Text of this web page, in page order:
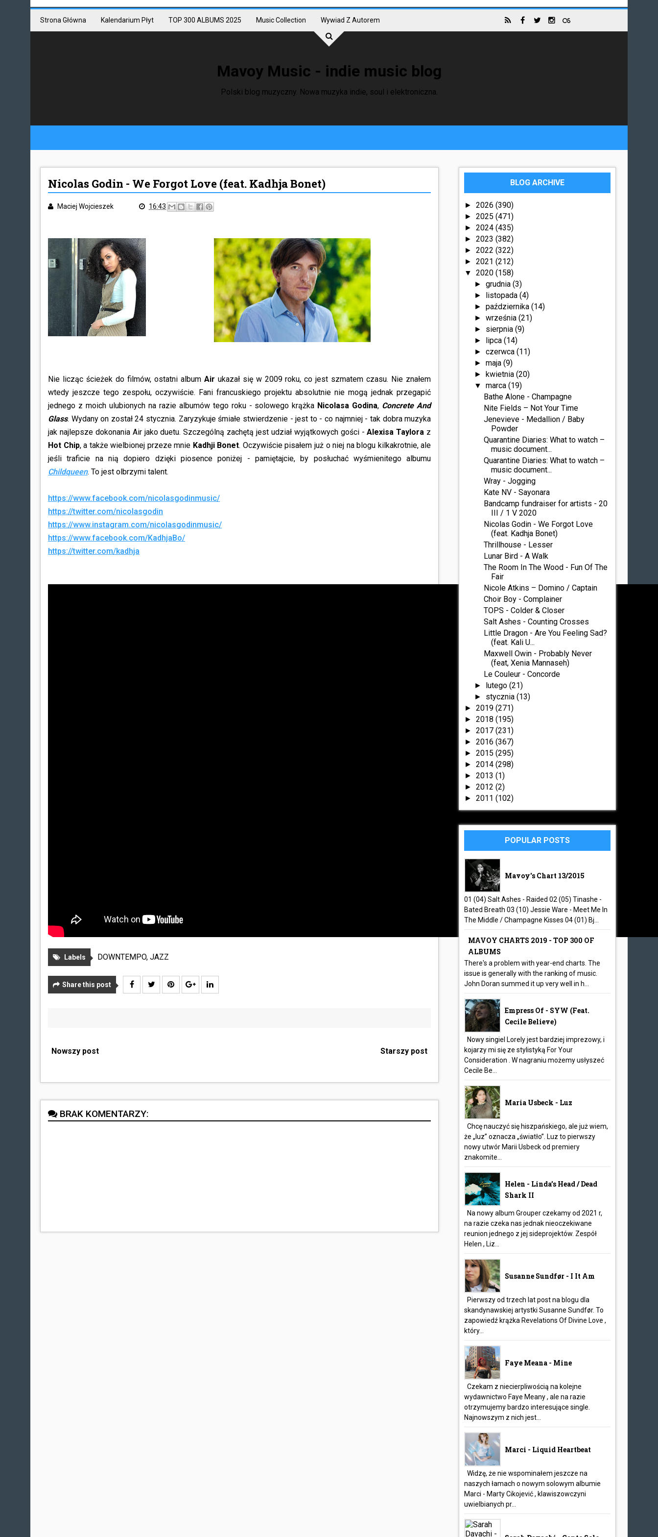
Strona Główna Kalendarium Płyt TOP 300 ALBUMS 2025 Music Collection Wywiad Z Autorem
Mavoy Music - indie music blog
Polski blog muzyczny. Nowa muzyka indie, soul i elektroniczna.
Nicolas Godin - We Forgot Love (feat. Kadhja Bonet)
Maciej Wojcieszek 16:43
Nie licząc ścieżek do filmów, ostatni album Air ukazał się w 2009 roku, co jest szmatem czasu. Nie znałem
wtedy jeszcze tego zespołu, oczywiście. Fani francuskiego projektu absolutnie nie mogą jednak przegapić
jednego z moich ulubionych na razie albumów tego roku - solowego krążka Nicolasa Godina, Concrete And
Glass. Wydany on został 24 stycznia. Zaryzykuje śmiałe stwierdzenie - jest to - co najmniej - tak dobra muzyka
jak najlepsze dokonania Air jako duetu. Szczególną zachętą jest udział wyjątkowych gości -Alexisa Taylora z
Hot Chip, a także wielbionej przeze mnie Kadhji Bonet. Oczywiście pisałem już o niej na blogu kilkakrotnie, ale
jeśli traficie na nią dopiero dzięki piosence poniżej - pamiętajcie, by posłuchać wyśmienitego albumu
Childqueen. To jest olbrzymi talent.
https://www.facebook.com/nicolasgodinmusic/
https://twitter.com/nicolasgodin
https://www.instagram.com/nicolasgodinmusic/
https://www.facebook.com/KadhjaBo/
https://twitter.com/kadhja
Labels DOWNTEMPO, JAZZ
Share this post
Nowszy post Starszy post
BRAK KOMENTARZY:
BLOG ARCHIVE
►2026(390)
►2025(471)
►2024(435)
►2023(382)
►2022(322)
►2021(212)
▼2020(158)
► grudnia (3)
► listopada (4)
► października (14)
► września (21)
► sierpnia (9)
► lipca (14)
► czerwca (11)
► maja (9)
► kwietnia (20)
▼ marca (19)
Bathe Alone - Champagne
Nite Fields – Not Your Time
Jenevieve - Medallion / Baby
Powder
Quarantine Diaries: What to watch –
music document...
Quarantine Diaries: What to watch –
music document...
Wray - Jogging
Kate NV - Sayonara
Bandcamp fundraiser for artists - 20
III / 1 V 2020
Nicolas Godin - We Forgot Love
(feat. Kadhja Bonet)
Thrillhouse - Lesser
Lunar Bird - A Walk
The Room In The Wood - Fun Of The
Fair
Nicole Atkins – Domino / Captain
Choir Boy - Complainer
TOPS - Colder & Closer
Salt Ashes - Counting Crosses
Little Dragon - Are You Feeling Sad?
(feat. Kali U...
Maxwell Owin - Probably Never
(feat, Xenia Mannaseh)
Le Couleur - Concorde
► lutego (21)
► stycznia (13)
►2019(271)
►2018(195)
►2017(231)
►2016(367)
►2015(295)
►2014(298)
►2013(1)
►2012(2)
►2011(102)
POPULAR POSTS
Mavoy's Chart 13/2015
01 (04) Salt Ashes - Raided 02 (05) Tinashe -
Bated Breath 03 (10) Jessie Ware - Meet Me In
The Middle / Champagne Kisses 04 (01) Bj...
MAVOY CHARTS 2019 - TOP 300 OF
ALBUMS
There's a problem with year-end charts. The
issue is generally with the ranking of music.
John Doran summed it up very well in h...
Empress Of - SYW (feat.
Cecile Believe)
Nowy singiel Lorely jest bardziej imprezowy, i
kojarzy mi się ze stylistyką For Your
Consideration . W nagraniu możemy usłyszeć
Cecile Be...
Maria Usbeck - Luz
Chcę nauczyć się hiszpańskiego, ale już wiem,
że „luz” oznacza „światło”. Luz to pierwszy
nowy utwór Marii Usbeck od premiery
znakomite...
Helen - Linda’s Head / Dead
Shark II
Na nowy album Grouper czekamy od 2021 r,
na razie czeka nas jednak nieoczekiwane
reunion jednego z jej sideprojektów. Zespół
Helen , Liz...
Susanne Sundfør - I It Am
Pierwszy od trzech lat post na blogu dla
skandynawskiej artystki Susanne Sundfør. To
zapowiedź krążka Revelations Of Divine Love ,
który...
Faye Meana - Mine
Czekam z niecierpliwością na kolejne
wydawnictwo Faye Meany , ale na razie
otrzymujemy bardzo interesujące single.
Najnowszym z nich jest...
Marci - Liquid Heartbeat
Widzę, że nie wspominałem jeszcze na
naszych łamach o nowym solowym albumie
Marci - Marty Cikojević , klawiszowczyni
uwielbianych pr...